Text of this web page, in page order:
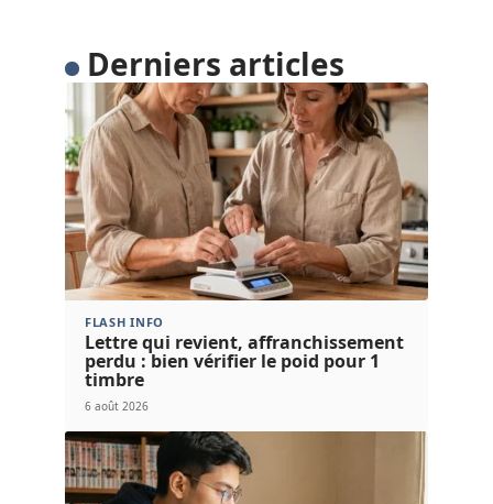
Derniers articles
FLASH INFO
Lettre qui revient, affranchissement
perdu : bien vérifier le poid pour 1
timbre
6 août 2026